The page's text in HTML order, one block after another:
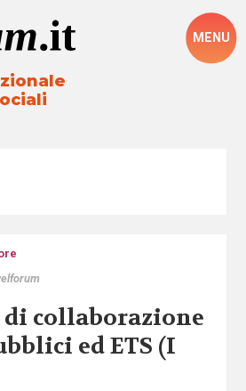
MENU
collaborazione
ed ETS (I